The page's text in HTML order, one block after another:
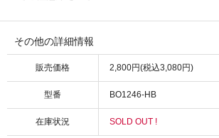
その他の詳細情報
販売価格 2,800円(税込3,080円)
型番 BO1246-HB
在庫状況 SOLD OUT !